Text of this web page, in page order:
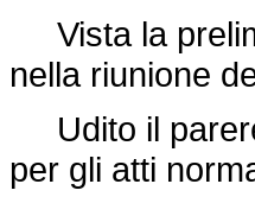
Vista la
nella riunione
Udito il
per gli atti